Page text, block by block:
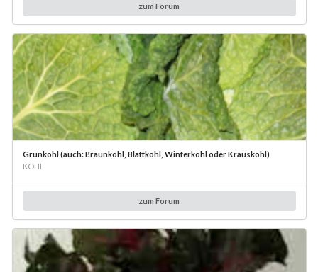
zum Forum
Grünkohl (auch: Braunkohl, Blattkohl, Winterkohl oder Krauskohl)
KOHL
zum Forum